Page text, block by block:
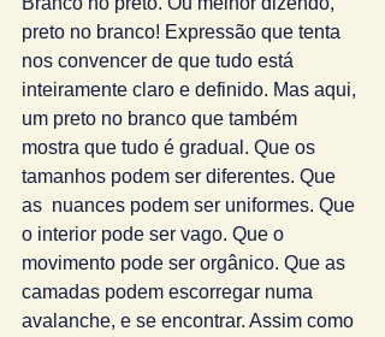
preto no branco! Expressão que tenta
nos convencer de que tudo está
inteiramente claro e definido. Mas aqui,
um preto no branco que também
mostra que tudo é gradual. Que os
tamanhos podem ser diferentes. Que
as  nuances podem ser uniformes. Que
o interior pode ser vago. Que o
movimento pode ser orgânico. Que as
camadas podem escorregar numa
avalanche, e se encontrar. Assim como